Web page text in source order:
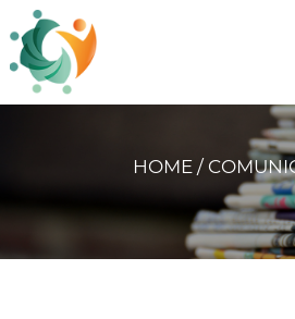
HOME /